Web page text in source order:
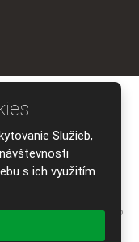
eBRÁNA s.r.o.
a platia pre neho
Služieb,
s ich využitím